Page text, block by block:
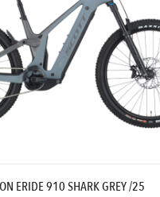
ERIDE 910 SHARK GREY /25